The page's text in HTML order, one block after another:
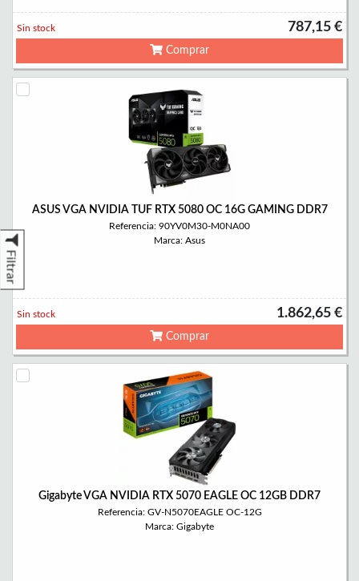
Filtrar
787,15 €
Sin stock
Comprar
ASUS VGA NVIDIA TUF RTX 5080 OC 16G GAMING DDR7
Referencia: 90YV0M30-M0NA00
Marca: Asus
1.862,65 €
Sin stock
Comprar
Gigabyte VGA NVIDIA RTX 5070 EAGLE OC 12GB DDR7
Referencia: GV-N5070EAGLE OC-12G
Marca: Gigabyte